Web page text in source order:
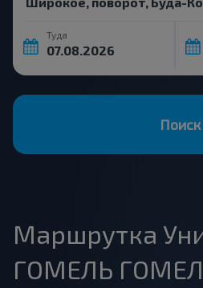
Туда
Поиск
Маршрутка
ГОМЕЛЬ